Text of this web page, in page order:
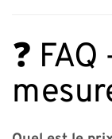
❓